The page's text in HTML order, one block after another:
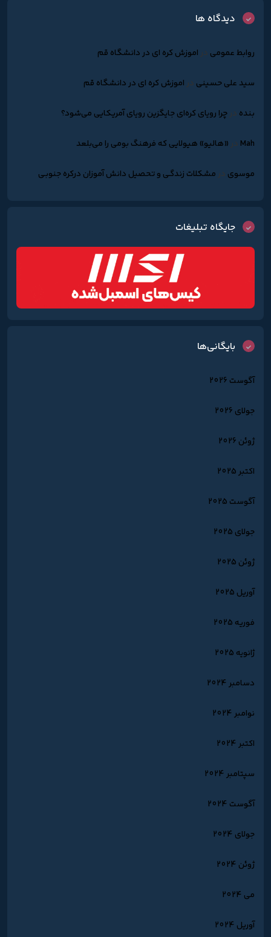
دیدگاه ها
روابط عمومی دراموزش کره ای در دانشگاه قم
سید علی حسینی دراموزش کره ای در دانشگاه قم
بنده درچرا رویای کره‌ای جایگزین رویای آمریکایی می‌شود؟
Mah در«هالیو» هیولایی که فرهنگ بومی را می‌بلعد
موسوی درمشکلات زندگـی و تحصیل دانش آموزان درکره جنوبـی
جایگاه تبلیغات
بایگانی‌ها
آگوست 2026
جولای 2026
ژوئن 2026
اکتبر 2025
آگوست 2025
جولای 2025
ژوئن 2025
آوریل 2025
فوریه 2025
ژانویه 2025
دسامبر 2024
نوامبر 2024
اکتبر 2024
سپتامبر 2024
آگوست 2024
جولای 2024
ژوئن 2024
می 2024
آوریل 2024